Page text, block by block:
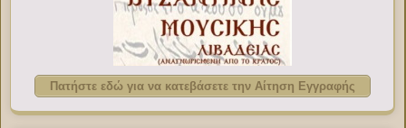
Πατήστε εδώ για να κατεβάσετε την Αίτηση Εγγραφής